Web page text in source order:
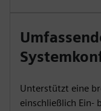
Unterstützt eine
einschließlich Ein-